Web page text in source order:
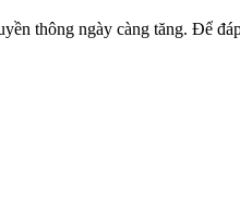
thông ngày càng tăng. Để